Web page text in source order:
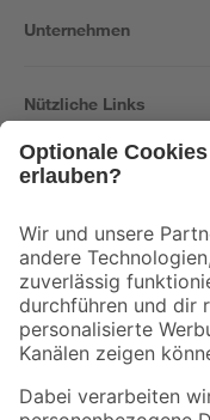
Unternehmen
Nützliche Links
Der toom Newsletter: Keine
Zur Newsletter
Folge uns